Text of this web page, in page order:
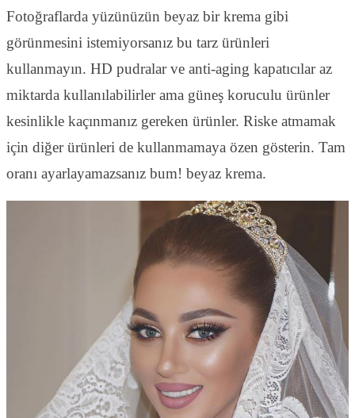
Fotoğraflarda yüzünüzün beyaz bir krema gibi
görünmesini istemiyorsanız bu tarz ürünleri
kullanmayın. HD pudralar ve anti-aging kapatıcılar az
miktarda kullanılabilirler ama güneş koruculu ürünler
kesinlikle kaçınmanız gereken ürünler. Riske atmamak
için diğer ürünleri de kullanmamaya özen gösterin. Tam
oranı ayarlayamazsanız bum! beyaz krema.